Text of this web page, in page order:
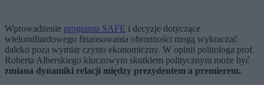
Wprowadzenie programu SAFE i decyzje dotyczące
wielomiliardowego finansowania obronności mogą wykraczać
daleko poza wymiar czysto ekonomiczny. W opinii politologa prof.
Roberta Alberskiego kluczowym skutkiem politycznym może być
zmiana dynamiki relacji między prezydentem a premierem.